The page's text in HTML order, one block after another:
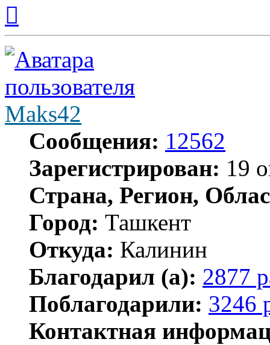
началу
Maks42
Сообщения: 12562
Зарегистрирован: 19
Страна, Регион,
Город: Ташкент
Откуда: Калинин
Благодарил (а): 2877
Поблагодарили: 3246
Контактная